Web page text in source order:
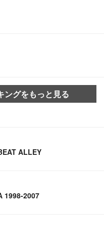
ングをもっと見る
ALLEY
1998-2007